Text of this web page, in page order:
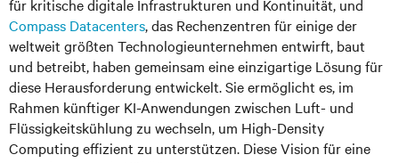
für kritische digitale Infrastrukturen und Kontinuität, und
Compass Datacenters, das Rechenzentren für einige der
weltweit größten Technologieunternehmen entwirft, baut
und betreibt, haben gemeinsam eine einzigartige Lösung für
diese Herausforderung entwickelt. Sie ermöglicht es, im
Rahmen künftiger KI-Anwendungen zwischen Luft- und
Flüssigkeitskühlung zu wechseln, um High-Density
Computing effizient zu unterstützen. Diese Vision für eine